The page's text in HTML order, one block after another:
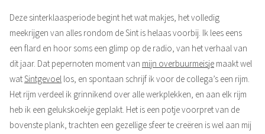
Deze sinterklaasperiode begint het wat makjes, het volledig
meekrijgen van alles rondom de Sint is helaas voorbij. Ik lees eens
een flard en hoor soms een glimp op de radio, van het verhaal van
dit jaar. Dat pepernoten moment van mijn overbuurmeisje maakt wel
watSintgevoel los, en spontaan schrijf ik voor de collega’s een rijm.
Het rijm verdeel ik grinnikend over alle werkplekken, en aan elk rijm
heb ik een gelukskoekje geplakt. Het is een potje voorpret van de
bovenste plank, trachten een gezellige sfeer te creëren is wel aan mij